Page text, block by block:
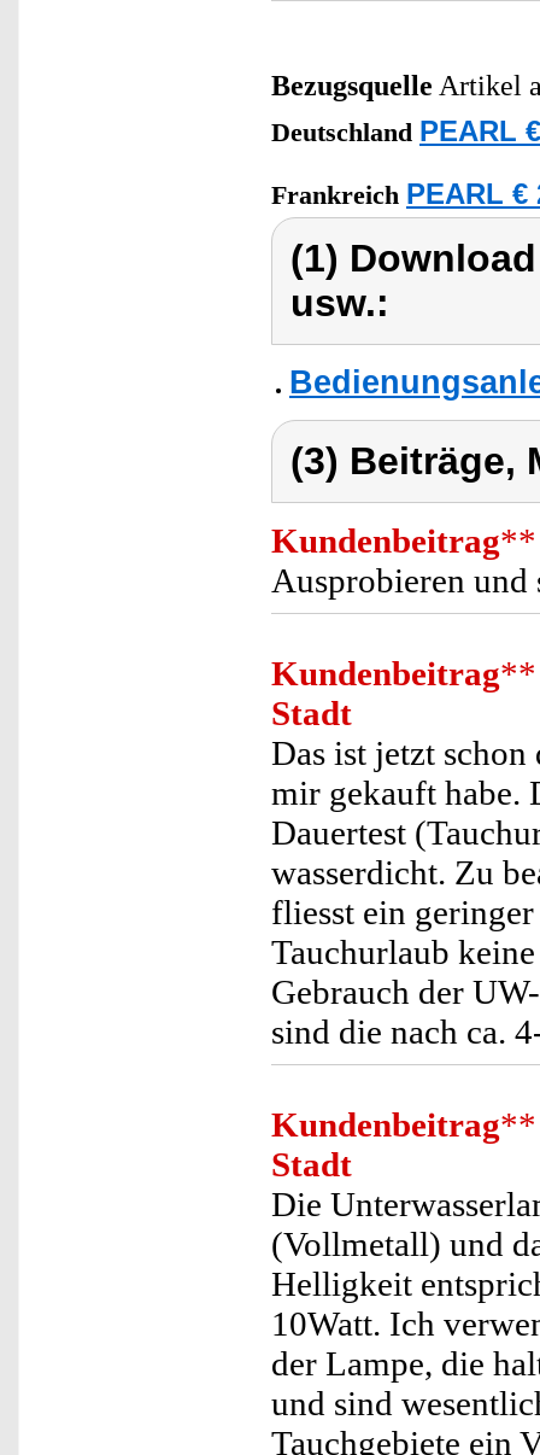
Bezugsquelle Artikel
Deutschland PEARL
Frankreich PEARL €
(1)
usw.:
(3) Beiträge,
Kundenbeitrag**
Ausprobieren und
Kundenbeitrag**
Stadt
Das ist jetzt
mir gekauft habe.
Dauertest
wasserdicht. Zu
fliesst ein
Tauchurlaub
Gebrauch der
sind die nach ca.
Kundenbeitrag**
Stadt
Die
(Vollmetall) und
Helligkeit
10Watt. Ich
der Lampe, die
und sind
Tauchgebiete ein